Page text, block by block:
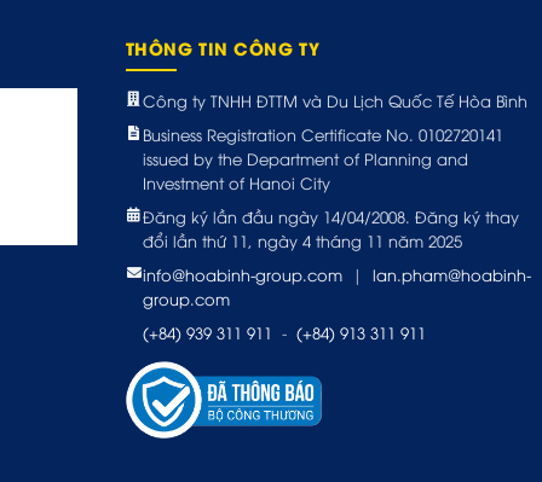
THÔNG TIN CÔNG TY
Công ty TNHH ĐTTM và Du Lịch Quốc Tế Hòa Bình
Business Registration Certificate No. 0102720141
issued by the Department of Planning and
Investment of Hanoi City
Đăng ký lần đầu ngày 14/04/2008. Đăng ký thay
đổi lần thứ 11, ngày 4 tháng 11 năm 2025
info@hoabinh-group.com
|
lan.pham@hoabinh-
group.com
(+84) 939 311 911 - (+84) 913 311 911